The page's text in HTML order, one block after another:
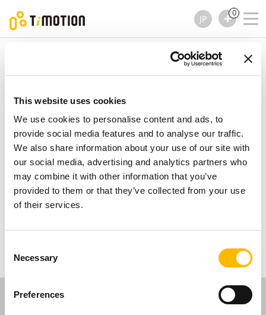
This website uses cookies
We use cookies to personalise content and ads, to
provide social media features and to analyse our traffic.
We also share information about your use of our site with
our social media, advertising and analytics partners who
may combine it with other information that you’ve
provided to them or that they’ve collected from your use
of their services.
Selection
Necessary
Preferences
JP
0
JP4 シリーズ
JP4 シリーズ
リニア アクチュエーター